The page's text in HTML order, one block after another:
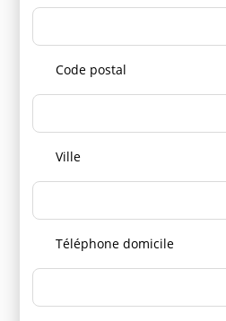
Code postal
Ville
Téléphone domicile